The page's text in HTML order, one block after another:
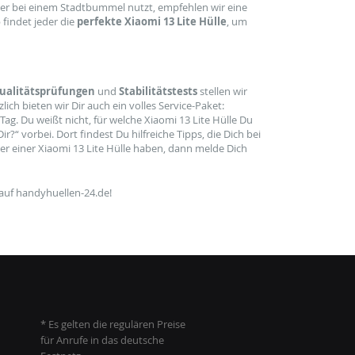
bei einem Stadtbummel nutzt, empfehlen wir eine
findet jeder die perfekte Xiaomi 13 Lite Hülle, um
und Stabilitätstestsstellen wir
bieten wir Dir auch ein volles Service-Paket:
Du weißt nicht, für welche Xiaomi 13 Lite Hülle Du
vorbei. Dort findest Du hilfreiche Tipps, die Dich bei
einer Xiaomi 13 Lite Hülle haben, dann melde Dich
handyhuellen-24.de!
* Es gelten die regulären Preise
für Anrufe in das deutsche